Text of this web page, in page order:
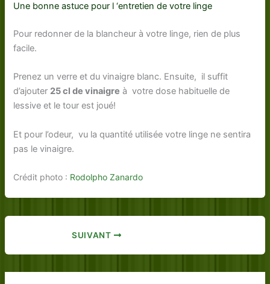
Une bonne astuce pour l ‘entretien de votre linge
Pour redonner de la blancheur à votre linge, rien de plus
facile.
Prenez un verre et du vinaigre blanc. Ensuite, il suffit
d’ajouter 25 cl de vinaigre à votre dose habituelle de
lessive et le tour est joué!
Et pour l’odeur, vu la quantité utilisée votre linge ne sentira
pas le vinaigre.
Crédit photo : Rodolpho Zanardo
SUIVANT